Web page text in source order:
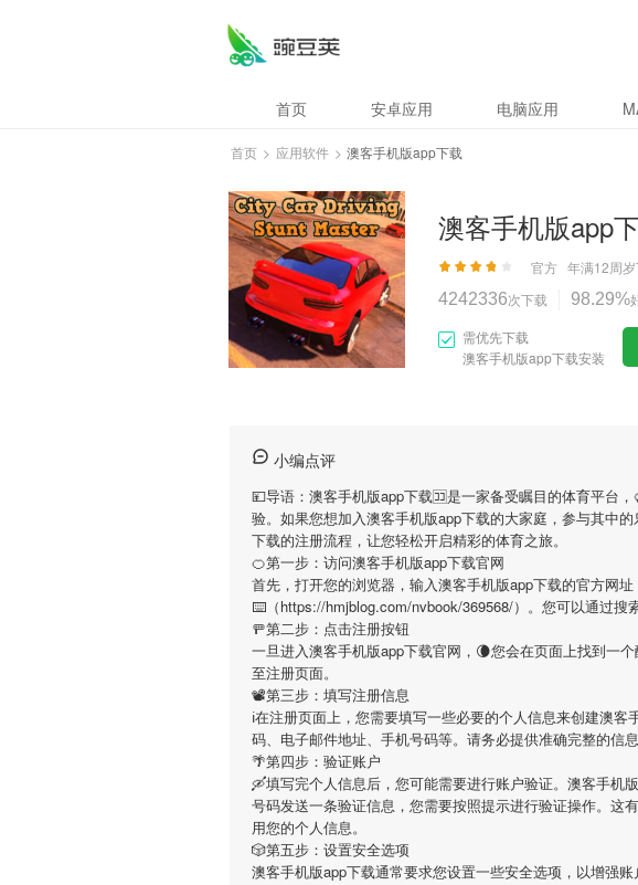
首页 安卓应用 电脑应用
首页 > 应用软件 > 澳客手机版app下载
澳客手机版app
官方 年满12周岁
4242336次下载 98.29%
需优先下载
澳客手机版app下载安装
小编点评
💴导语： 澳客手机版app下载🈁是一家备受瞩目的体育平台
验。如果您想加入澳客手机版app下载的大家庭，参与其中
下载的注册流程，让您轻松开启精彩的体育之旅。
🍊第一步：访问澳客手机版app下载官网
首先，打开您的浏览器，输入澳客手机版app下载的官方网址
⌨️（https://hmjblog.com/nvbook/369568/）。您可以通过搜
🚥第二步：点击注册按钮
一旦进入澳客手机版app下载官网，🌘您会在页面上找到一
至注册页面。
📽第三步：填写注册信息
ℹ在注册页面上，您需要填写一些必要的个人信息来创建澳客
码、电子邮件地址、手机号码等。请务必提供准确完整的信
🌴第四步：验证账户
🛶填写完个人信息后，您可能需要进行账户验证。 澳客手机
号码发送一条验证信息，您需要按照提示进行验证操作。这
用您的个人信息。
🎲第五步：设置安全选项
澳客手机版app下载通常要求您设置一些安全选项，以增强